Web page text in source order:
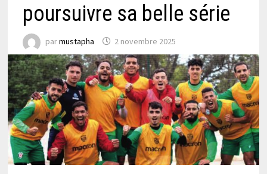
poursuivre sa belle série
parmustapha 2 novembre 2025